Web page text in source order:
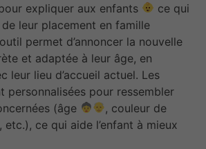
expliquer aux enfants
ce qui
leur placement en famille
permet d’annoncer la nouvelle
et adaptée à leur âge, en
leur lieu d’accueil actuel. Les
personnalisées pour ressembler
(âge
, couleur de
, etc.), ce qui aide l’enfant à mieux